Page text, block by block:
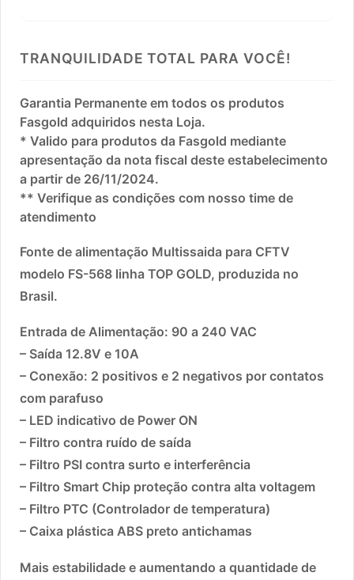
TRANQUILIDADE TOTAL PARA VOCÊ!
Garantia Permanente em todos os produtos
Fasgold adquiridos nesta Loja.
* Valido para produtos da Fasgold mediante
apresentação da nota fiscal deste estabelecimento
a partir de 26/11/2024.
** Verifique as condições com nosso time de
atendimento
Fonte de alimentação Multissaida para CFTV
modelo FS-568 linha TOP GOLD, produzida no
Brasil.
Entrada de Alimentação: 90 a 240 VAC
– Saí­da 12.8V e 10A
– Conexão: 2 positivos e 2 negativos por contatos
com parafuso
– LED indicativo de Power ON
– Filtro contra ruí­do de saí­da
– Filtro PSI contra surto e interferência
– Filtro Smart Chip proteção contra alta voltagem
– Filtro PTC (Controlador de temperatura)
– Caixa plástica ABS preto antichamas
Mais estabilidade e aumentando a quantidade de